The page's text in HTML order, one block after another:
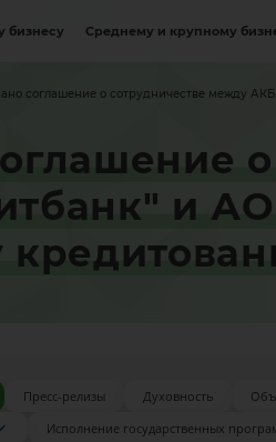
бизнесу Среднему и крупному
соглашение о сотрудничестве между АКБ
и АО
Пресс-релизы Духовность
Исполнение государственных